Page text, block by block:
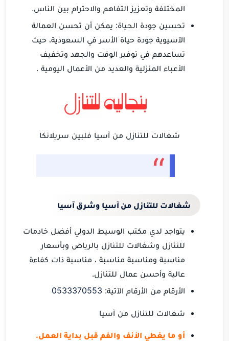
المختلفة وتعزيز التفاهم والاحترام بين الناس.
تحسين جودة الحياة: يمكن أن تحسن العمالة
الآسيوية جودة حياة الأسر في السعودية، حيث
تساعدهم في توفير الوقت والجهد وتخفيف
الأعباء المنزلية والعديد من الأعمال اليومية .
شغالات للتنازل من آسيا فلبين سريلانكا
شغالات للتنازل من آسيا وشرق آسيا
يتواجد لدي مكتب الوسيط الدولي أفضل خادمات
للتنازل وشغالات للتنازل بالرياض وبأسعار
مناسبة ومناسبة مناسبة ، مناسبة ذات كفاءة
عالية وأحسن عمال للتنازل.
الأرقام من الأرقام الآتية: 0533370553
شغالات للتنازل من آسيا
أو ما يغطي الأنف والفم قبل بداية العمل.